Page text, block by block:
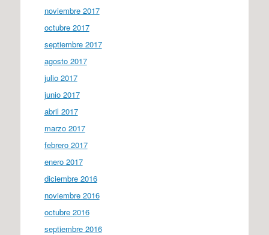
noviembre 2017
octubre 2017
septiembre 2017
agosto 2017
julio 2017
junio 2017
abril 2017
marzo 2017
febrero 2017
enero 2017
diciembre 2016
noviembre 2016
octubre 2016
septiembre 2016